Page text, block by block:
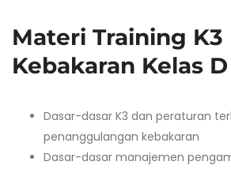
Materi Training K3
Kebakaran Kelas D
Dasar-dasar K3 dan peraturan
penanggulangan kebakaran
Dasar-dasar manajemen